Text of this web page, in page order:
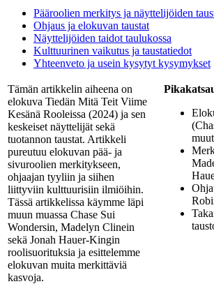
Pääroolien merkitys ja näyttelijöiden
Ohjaus ja elokuvan taustat
Näyttelijöiden taidot taulukossa
Kulttuurinen vaikutus ja taustatiedot
Yhteenveto ja usein kysytyt kysymykset
Tämän artikkelin aiheena on
elokuva Tiedän Mitä Teit Viime
Kesänä Rooleissa (2024) ja sen
keskeiset näyttelijät sekä
tuotannon taustat. Artikkeli
pureutuu elokuvan pää- ja
sivuroolien merkitykseen,
ohjaajan tyyliin ja siihen
liittyviin kulttuurisiin ilmiöihin.
Tässä artikkelissa käymme läpi
muun muassa Chase Sui
Wondersin, Madelyn Clinein
sekä Jonah Hauer-Kingin
roolisuorituksia ja esittelemme
elokuvan muita merkittäviä
kasvoja.
muut